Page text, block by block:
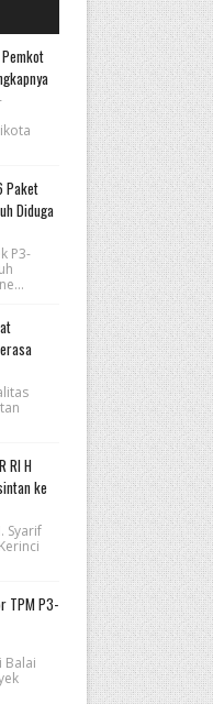
Paket
Diduga
P3-
RI H
ke
Syarif
TPM P3-
Balai